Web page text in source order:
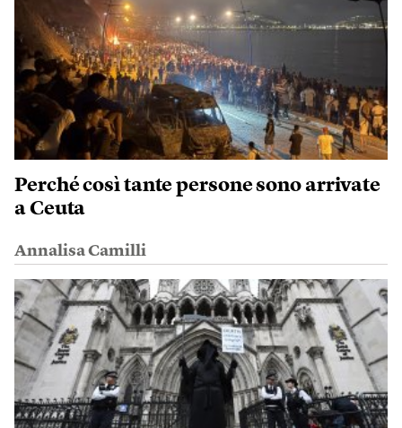
Perché così tante persone sono arrivate
a Ceuta
Annalisa Camilli